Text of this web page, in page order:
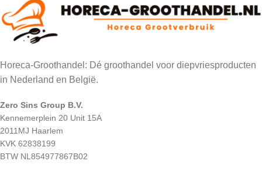
Horeca-Groothandel: Dé groothandel voor diepvriesproducten
in Nederland en België.
Zero Sins Group B.V.
Kennemerplein 20 Unit 15A
2011MJ Haarlem
KVK 62838199
BTW NL854977867B02